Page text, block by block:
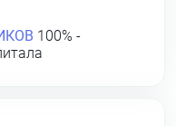
100% -